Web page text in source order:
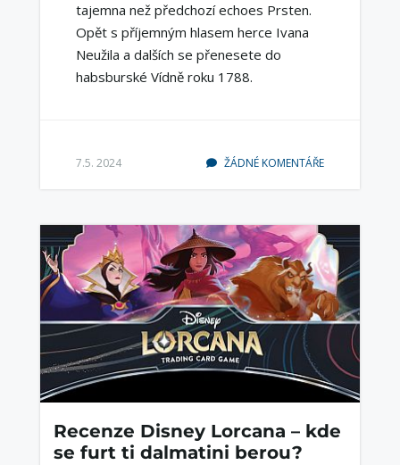
tajemna než předchozí echoes Prsten.
Opět s příjemným hlasem herce Ivana
Neužila a dalších se přenesete do
habsburské Vídně roku 1788.
7.5. 2024 ŽÁDNÉ KOMENTÁŘE
Recenze Disney Lorcana – kde
se furt ti dalmatini berou?